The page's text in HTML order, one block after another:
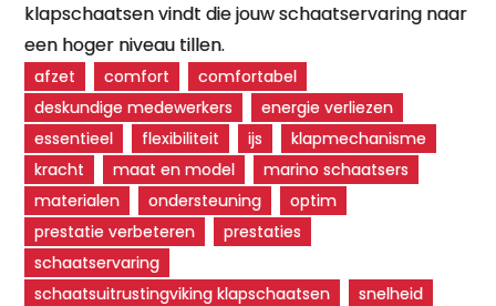
klapschaatsen vindt die jouw schaatservaring naar
een hoger niveau tillen.
afzet comfort
comfortabel
deskundige medewerkers
energie verliezen
essentieel
flexibiliteit ijs
klapmechanisme
kracht
maat en model
marino schaatsers
materialen
ondersteuning
optim
prestatie verbeteren
prestaties
schaatservaring
schaatsuitrustingviking klapschaatsen
snelheid